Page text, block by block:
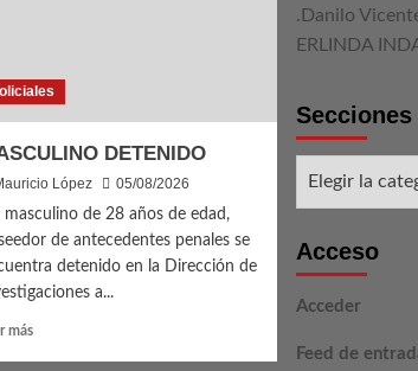
DETENIDO
López
05/08/2026
masculino de 28 años de edad,
de antecedentes penales se
detenido en la Dirección de
a...
másLeer
.Danilo
ERLINDA
Secciones
Acceso
Acceder
Feed de